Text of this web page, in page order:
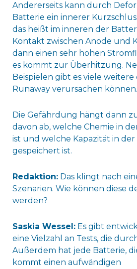
Andererseits kann durch
Batterie ein innerer
das heißt im inneren der
Kontakt zwischen Anode und
dann einen sehr hohen
es kommt zur Überhitzung.
Beispielen gibt es viele weitere
Runaway verursachen können.
Die Gefährdung hängt dann
davon ab, welche Chemie in
ist und welche Kapazität in
gespeichert ist.
Redaktion:Das klingt nach
Szenarien. Wie können diese
werden?
Saskia Wessel:Es gibt
eine Vielzahl an Tests, die
Außerdem hat jede Batterie,
kommt einen aufwändigen